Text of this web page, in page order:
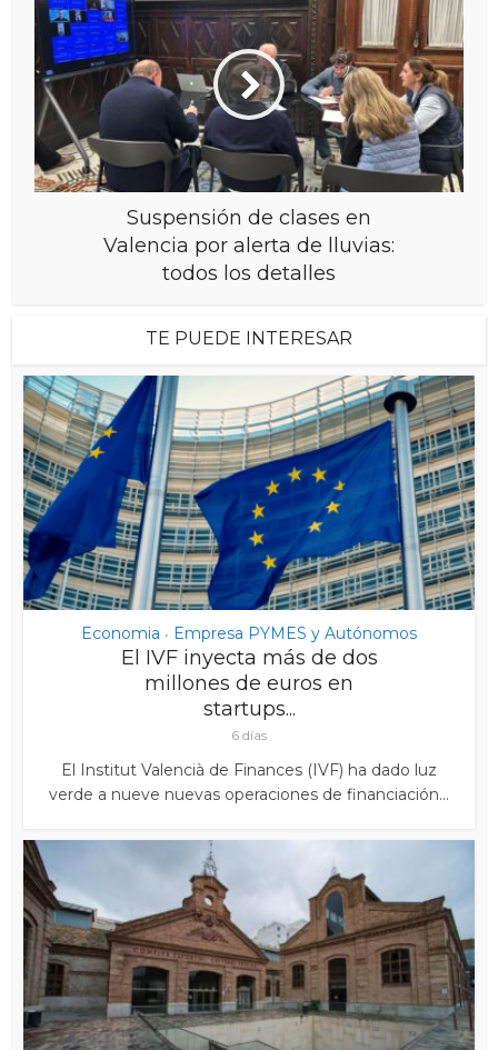
Suspensión de clases en
Valencia por alerta de lluvias:
todos los detalles
TE PUEDE INTERESAR
Economia • Empresa PYMES y Autónomos
El IVF inyecta más de dos
millones de euros en
startups...
6 días
El Institut Valencià de Finances (IVF) ha dado luz
verde a nueve nuevas operaciones de financiación...